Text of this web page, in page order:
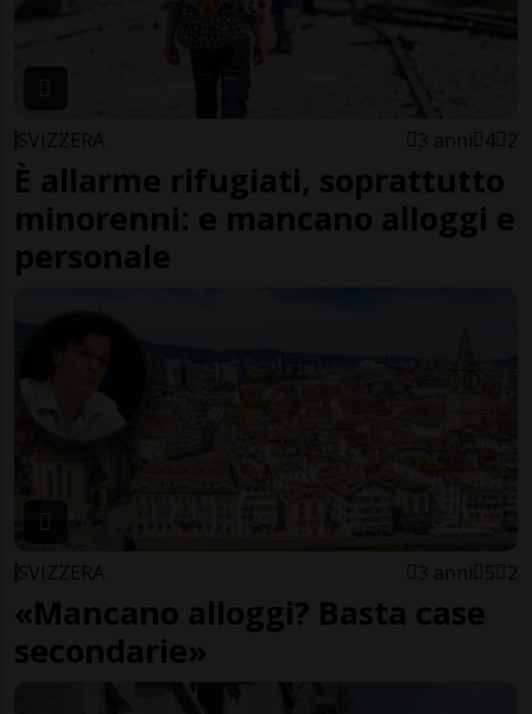
SVIZZERA 3 anni 4 2
È allarme rifugiati, soprattutto
minorenni: e mancano alloggi e
personale
SVIZZERA 3 anni 5 2
«Mancano alloggi? Basta case
secondarie»